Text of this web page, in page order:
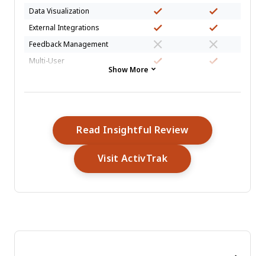
Data Visualization
External Integrations
Feedback Management
Multi-User
Workflow Management
Show More
Read Insightful ReviewOpens New
Visit ActivTrakOpens New Window